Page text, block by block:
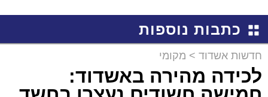
כתבות נוספות
חדשות אשדוד > מקומי
לכידה מהירה באשדוד: